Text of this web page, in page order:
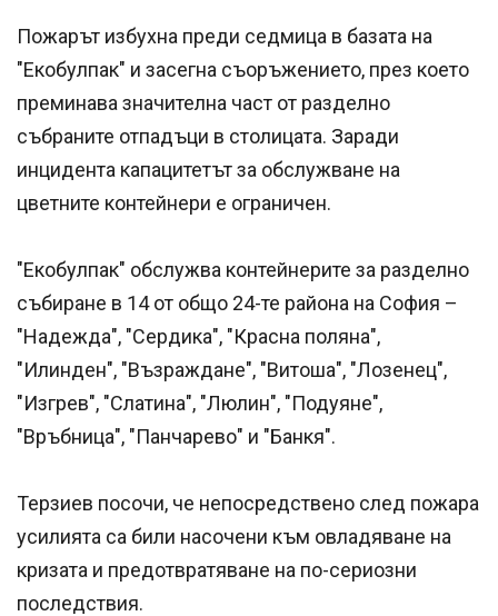
Пожарът избухна преди седмица в базата на
"Екобулпак" и засегна съоръжението, през което
преминава значителна част от разделно
събраните отпадъци в столицата. Заради
инцидента капацитетът за обслужване на
цветните контейнери е ограничен.
"Екобулпак" обслужва контейнерите за разделно
събиране в 14 от общо 24-те района на София –
"Надежда", "Сердика", "Красна поляна",
"Илинден", "Възраждане", "Витоша", "Лозенец",
"Изгрев", "Слатина", "Люлин", "Подуяне",
"Връбница", "Панчарево" и "Банкя".
Терзиев посочи, че непосредствено след пожара
усилията са били насочени към овладяване на
кризата и предотвратяване на по-сериозни
последствия.